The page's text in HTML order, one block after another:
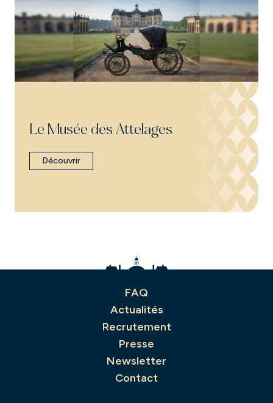
Le Musée des Attelages
Découvrir
FAQ
Actualités
Recrutement
Presse
Newsletter
Contact